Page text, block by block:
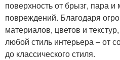
поверхность от брызг, пара и
повреждений. Благодаря
материалов, цветов и
любой стиль интерьера – от
до классического стиля.